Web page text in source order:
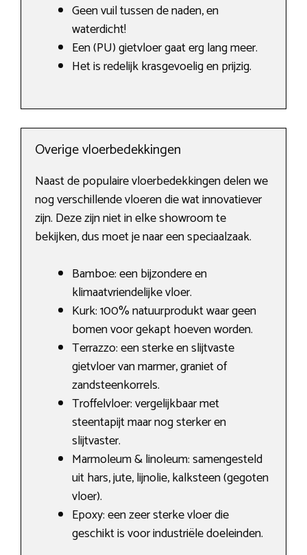
Geen vuil tussen de naden, en
waterdicht!
Een (PU) gietvloer gaat erg lang meer.
Het is redelijk krasgevoelig en prijzig.
Overige vloerbedekkingen
Naast de populaire vloerbedekkingen delen we
nog verschillende vloeren die wat innovatiever
zijn. Deze zijn niet in elke showroom te
bekijken, dus moet je naar een speciaalzaak.
Bamboe: een bijzondere en
klimaatvriendelijke vloer.
Kurk: 100% natuurprodukt waar geen
bomen voor gekapt hoeven worden.
Terrazzo: een sterke en slijtvaste
gietvloer van marmer, graniet of
zandsteenkorrels.
Troffelvloer: vergelijkbaar met
steentapijt maar nog sterker en
slijtvaster.
Marmoleum & linoleum: samengesteld
uit hars, jute, lijnolie, kalksteen (gegoten
vloer).
Epoxy: een zeer sterke vloer die
geschikt is voor industriële doeleinden.